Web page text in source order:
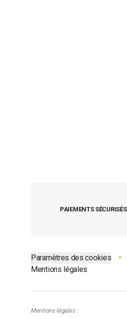
PAIEMENTS SÉCURISÉS
Paramètres des cookies •
Mentions légales
Mentions légales :